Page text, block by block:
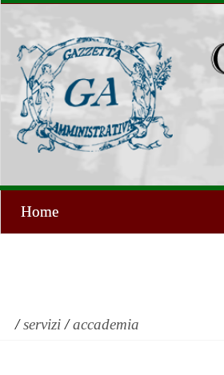
Home
/servizi/accademia